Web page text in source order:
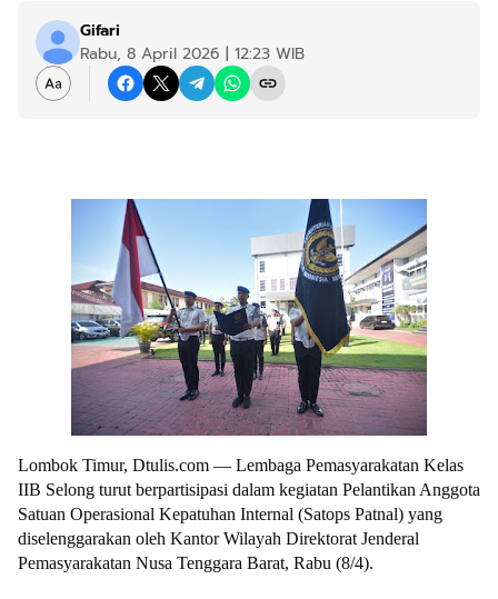
Gifari
Rabu, 8 April 2026 | 12:23 WIB
Lombok Timur, Dtulis.com — Lembaga Pemasyarakatan Kelas
IIB Selong turut berpartisipasi dalam kegiatan Pelantikan Anggota
Satuan Operasional Kepatuhan Internal (Satops Patnal) yang
diselenggarakan oleh Kantor Wilayah Direktorat Jenderal
Pemasyarakatan Nusa Tenggara Barat, Rabu (8/4).